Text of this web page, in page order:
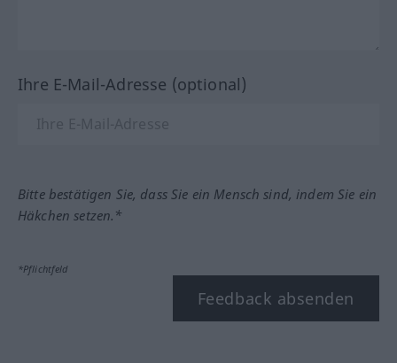
Ihre E-Mail-Adresse (optional)
Bitte bestätigen Sie, dass Sie ein Mensch sind, indem Sie ein
Häkchen setzen.*
*Pflichtfeld
Feedback absenden